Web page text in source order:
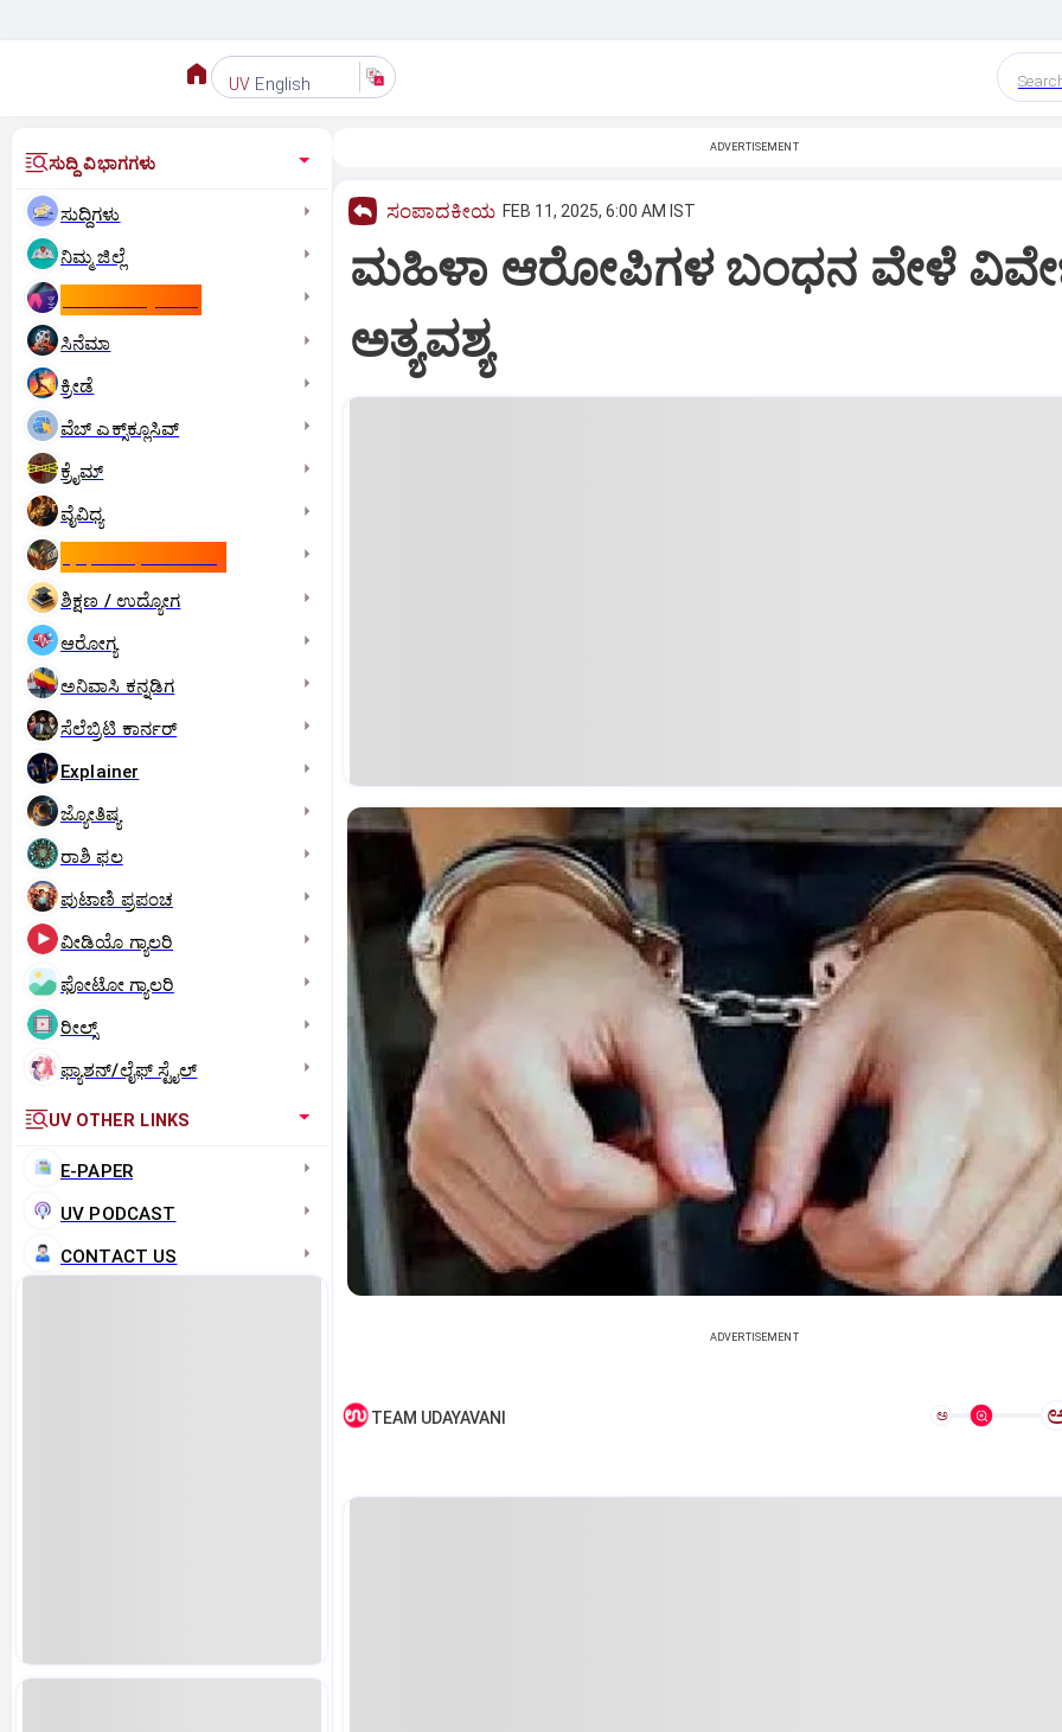
UV English
ಸುದ್ದಿ ವಿಭಾಗಗಳು
ಸುದ್ದಿಗಳು
ನಿಮ್ಮ ಜಿಲ್ಲೆ
ಸಿನೆಮಾ
ಕ್ರೀಡೆ
ವೆಬ್ ಎಕ್ಸ್‌ಕ್ಲೂಸಿವ್
ಕ್ರೈಮ್
ವೈವಿಧ್ಯ
ಶಿಕ್ಷಣ / ಉದ್ಯೋಗ
ಆರೋಗ್ಯ
ಅನಿವಾಸಿ ಕನ್ನಡಿಗ
ಸೆಲೆಬ್ರಿಟಿ ಕಾರ್ನರ್‌
Explainer
ಜ್ಯೋತಿಷ್ಯ
ರಾಶಿ ಫಲ
ಪುಟಾಣಿ ಪ್ರಪಂಚ
ವೀಡಿಯೊ ಗ್ಯಾಲರಿ
ಫೋಟೋ ಗ್ಯಾಲರಿ
ರೀಲ್ಸ್
ಫ್ಯಾಶನ್/ಲೈಫ್‌ ಸ್ಟೈಲ್
UV OTHER LINKS
E-PAPER
UV PODCAST
CONTACT US
ADVERTISEMENT
ಸಂಪಾದಕೀಯ FEB 11, 2025, 6:00 AM IST
ಮಹಿಳಾ ಆರೋಪಿಗಳ ಬಂಧನ ವೇಳೆ
ಅತ್ಯವಶ್ಯ
ADVERTISEMENT
TEAM UDAYAVANI ಅ